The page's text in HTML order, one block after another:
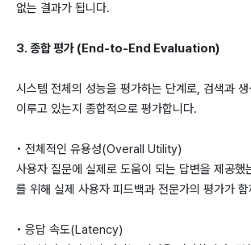
없는 결과가 됩니다.
3. 종합 평가 (End-to-End Evaluation)
시스템 전체의 성능을 평가하는 단계로, 검색과
이루고 있는지 종합적으로 평가합니다.
• 전체적인 유용성(Overall Utility)
사용자 질문에 실제로 도움이 되는 답변을 제공했
를 위해 실제 사용자 피드백과 전문가의 평가가
• 응답 속도(Latency)